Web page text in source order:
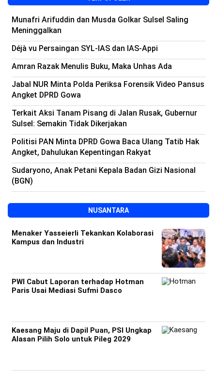
Munafri Arifuddin dan Musda Golkar Sulsel Saling
Meninggalkan
Déjà vu Persaingan SYL-IAS dan IAS-Appi
Amran Razak Menulis Buku, Maka Unhas Ada
Jabal NUR Minta Polda Periksa Forensik Video Pansus
Angket DPRD Gowa
Terkait Aksi Tanam Pisang di Jalan Rusak, Gubernur
Sulsel: Semakin Tidak Dikerjakan
Politisi PAN Minta DPRD Gowa Baca Ulang Tatib Hak
Angket, Dahulukan Kepentingan Rakyat
Sudaryono, Anak Petani Kepala Badan Gizi Nasional
(BGN)
NUSANTARA
Menaker Yasseierli Tekankan Kolaborasi
Kampus dan Industri
PWI Cabut Laporan terhadap Hotman
Paris Usai Mediasi Sufmi Dasco
Kaesang Maju di Dapil Puan, PSI Ungkap
Alasan Pilih Solo untuk Pileg 2029